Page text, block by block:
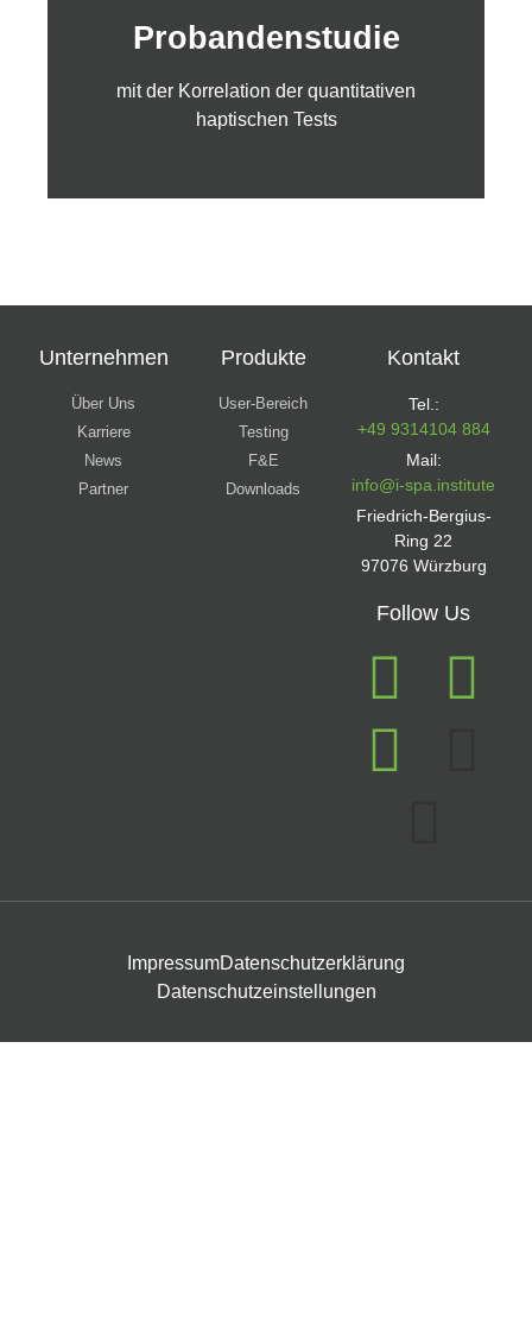
Probandenstudie
mit der Korrelation der quantitativen
haptischen Tests
Probandenstudie
haptischen Tests
Unternehmen
Über Uns
Karriere
News
Partner
Produkte
User-Bereich
Testing
F&E
Downloads
Kontakt
Tel.:
+49 9314104 884
Mail:
info@i-spa.institute
Friedrich-Bergius-
Ring 22
97076 Würzburg
Follow Us
ImpressumDatenschutzerklärung
Datenschutzeinstellungen